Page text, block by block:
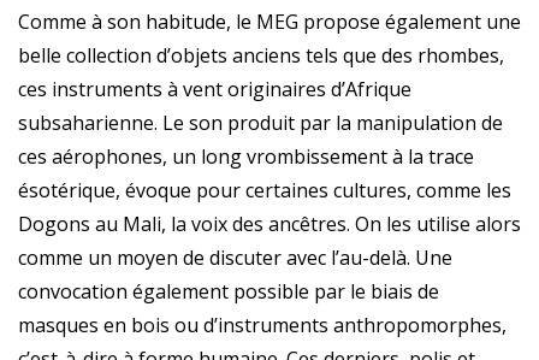
Comme à son habitude, le MEG propose également une
belle collection d’objets anciens tels que des rhombes,
ces instruments à vent originaires d’Afrique
subsaharienne. Le son produit par la manipulation de
ces aérophones, un long vrombissement à la trace
ésotérique, évoque pour certaines cultures, comme les
Dogons au Mali, la voix des ancêtres. On les utilise alors
comme un moyen de discuter avec l’au-delà. Une
convocation également possible par le biais de
masques en bois ou d’instruments anthropomorphes,